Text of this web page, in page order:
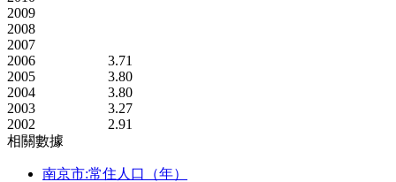
2009
2008
2007
2006
3.71
2005
3.80
2004
3.80
2003
3.27
2002
2.91
相關數據
南京市:常住人口（年）